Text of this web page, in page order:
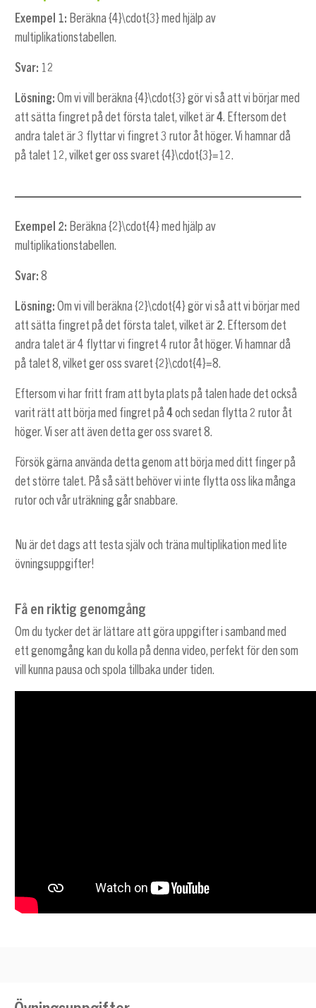
Exempel 1: Beräkna {4}\cdot{3}med hjälp av
multiplikationstabellen.
Svar: 12
Lösning: Om vi vill beräkna {4}\cdot{3}gör vi så att vi börjar med
att sätta fingret på det första talet, vilket är4. Eftersom det
andra talet är 3 flyttar vi fingret 3 rutor åt höger. Vi hamnar då
på talet 12, vilket ger oss svaret {4}\cdot{3}=12.
Exempel 2: Beräkna {2}\cdot{4}med hjälp av
multiplikationstabellen.
Svar: 8
Lösning: Om vi vill beräkna {2}\cdot{4}gör vi så att vi börjar med
att sätta fingret på det första talet, vilket är 2. Eftersom det
andra talet är 4 flyttar vi fingret 4 rutor åt höger. Vi hamnar då
på talet 8, vilket ger oss svaret {2}\cdot{4}=8.
Eftersom vi har fritt fram att byta plats på talen hade det också
varit rätt att börja med fingret på 4och sedan flytta 2 rutor åt
höger. Vi ser att även detta ger oss svaret 8.
Försök gärna använda detta genom att börja med ditt finger på
det större talet. På så sätt behöver vi inte flytta oss lika många
rutor och vår uträkning går snabbare.
Nu är det dags att testa själv och träna multiplikation med lite
övningsuppgifter!
Få en riktig genomgång
Om du tycker det är lättare att göra uppgifter i samband med
ett genomgång kan du kolla på denna video, perfekt för den som
vill kunna pausa och spola tillbaka under tiden.